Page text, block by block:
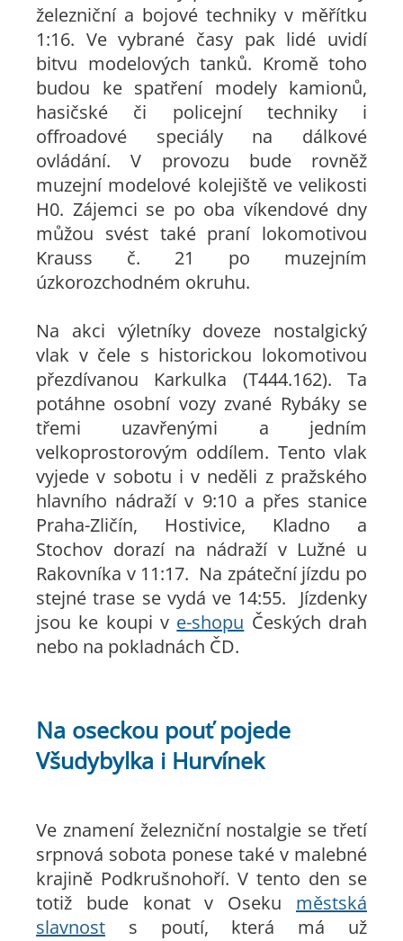
železniční a bojové techniky v měřítku
1:16. Ve vybrané časy pak lidé uvidí
bitvu modelových tanků. Kromě toho
budou ke spatření modely kamionů,
hasičské či policejní techniky i
offroadové speciály na dálkové
ovládání. V provozu bude rovněž
muzejní modelové kolejiště ve velikosti
H0. Zájemci se po oba víkendové dny
můžou svést také praní lokomotivou
Krauss č. 21 po muzejním
úzkorozchodném okruhu.
Na akci výletníky doveze nostalgický
vlak v čele s historickou lokomotivou
přezdívanou Karkulka (T444.162). Ta
potáhne osobní vozy zvané Rybáky se
třemi uzavřenými a jedním
velkoprostorovým oddílem. Tento vlak
vyjede v sobotu i v neděli z pražského
hlavního nádraží v 9:10 a přes stanice
Praha-Zličín, Hostivice, Kladno a
Stochov dorazí na nádraží v Lužné u
Rakovníka v 11:17. Na zpáteční jízdu po
stejné trase se vydá ve 14:55. Jízdenky
jsou ke koupi v e-shopu Českých drah
nebo na pokladnách ČD.
Na oseckou pouť pojede
Všudybylka i Hurvínek
Ve znamení železniční nostalgie se třetí
srpnová sobota ponese také v malebné
krajině Podkrušnohoří. V tento den se
totiž bude konat v Oseku městská
slavnost s poutí, která má už